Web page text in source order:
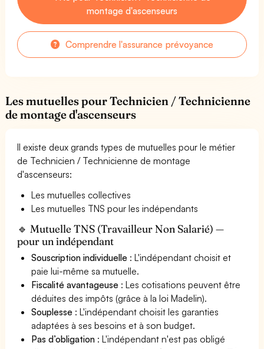
montage d'ascenseurs
Comprendre l'assurance prévoyance
Les mutuelles pour Technicien / Technicienne
de montage d'ascenseurs
Il existe deux grands types de mutuelles pour le métier
de Technicien / Technicienne de montage
d'ascenseurs:
Les mutuelles collectives
Les mutuelles TNS pour les indépendants
🔹 Mutuelle TNS (Travailleur Non Salarié) —
pour un indépendant
Souscription individuelle : L'indépendant choisit et
paie lui-même sa mutuelle.
Fiscalité avantageuse : Les cotisations peuvent être
déduites des impôts (grâce à la loi Madelin).
Souplesse : L'indépendant choisit les garanties
adaptées à ses besoins et à son budget.
Pas d’obligation : L'indépendant n'est pas obligé